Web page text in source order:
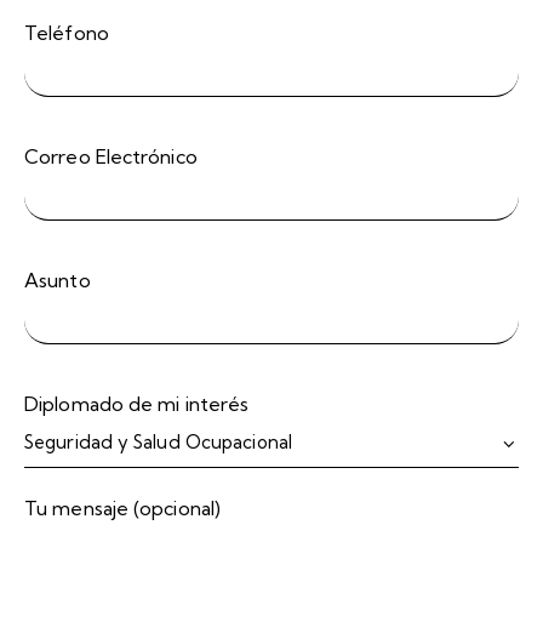
Teléfono
Correo Electrónico
Asunto
Diplomado de mi interés
Tu mensaje (opcional)